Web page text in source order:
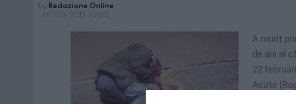
by Redazione Online
04/03/2013, 23:00
A murit
de ani al
22
Acate (